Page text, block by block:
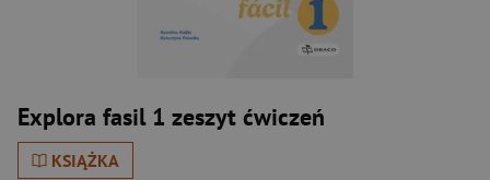
Explora fasil 1 zeszyt ćwiczeń
KSIĄŻKA